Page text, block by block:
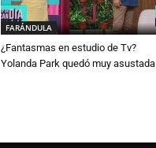
FARÁNDULA
¿Fantasmas en estudio de Tv?
Yolanda Park quedó muy asustada